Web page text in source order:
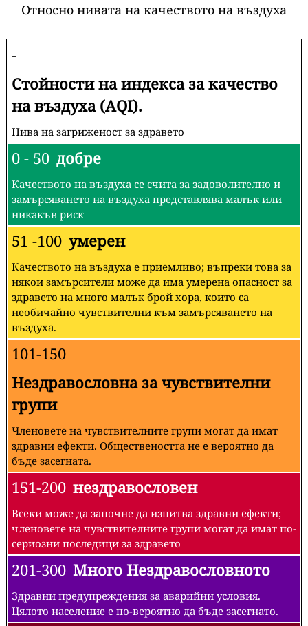
Относно нивата на качеството на въздуха
-
Стойности на индекса за качество
на въздуха (AQI).
Нива на загриженост за здравето
0 - 50 добре
Качеството на въздуха се счита за задоволително и
замърсяването на въздуха представлява малък или
никакъв риск
51 -100 умерен
Качеството на въздуха е приемливо; въпреки това за
някои замърсители може да има умерена опасност за
здравето на много малък брой хора, които са
необичайно чувствителни към замърсяването на
въздуха.
101-150
Нездравословна за чувствителни
групи
Членовете на чувствителните групи могат да имат
здравни ефекти. Обществеността не е вероятно да
бъде засегната.
151-200 нездравословен
Всеки може да започне да изпитва здравни ефекти;
членовете на чувствителните групи могат да имат по-
сериозни последици за здравето
201-300 Много Нездравословното
Здравни предупреждения за аварийни условия.
Цялото население е по-вероятно да бъде засегнато.